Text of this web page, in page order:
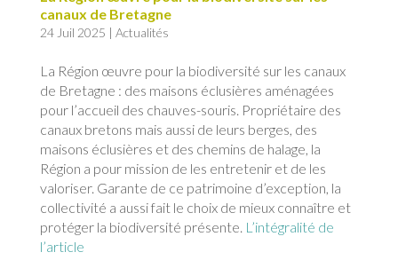
canaux de Bretagne
24 Juil 2025 | Actualités
La Région œuvre pour la biodiversité sur les canaux
de Bretagne : des maisons éclusières aménagées
pour l’accueil des chauves-souris. Propriétaire des
canaux bretons mais aussi de leurs berges, des
maisons éclusières et des chemins de halage, la
Région a pour mission de les entretenir et de les
valoriser. Garante de ce patrimoine d’exception, la
collectivité a aussi fait le choix de mieux connaître et
protéger la biodiversité présente. L’intégralité de
l’article